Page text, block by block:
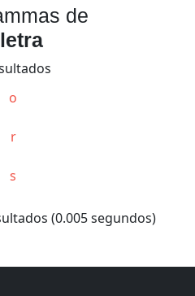
de
o
r
s
(0.005 segundos)